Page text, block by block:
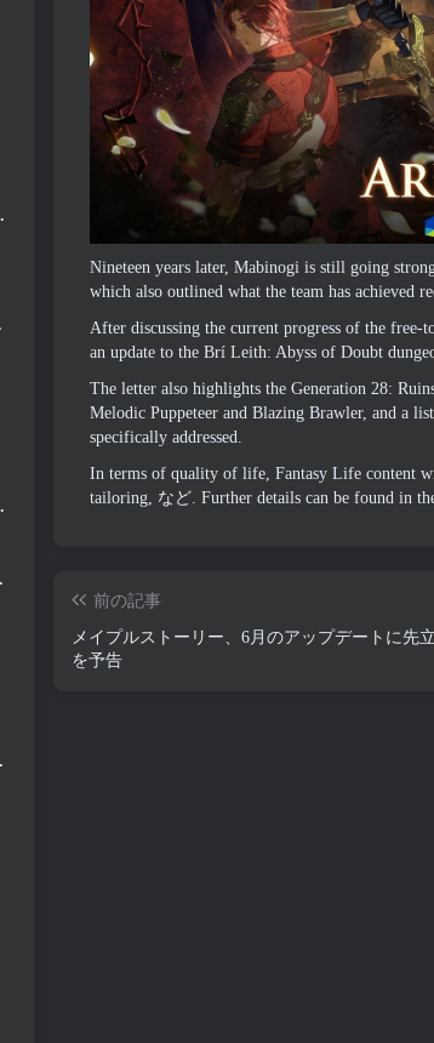
Nineteen years later, Mabinogi is still going
which also outlined what the team has achieved
After discussing the current progress of the free-
an update to the Brí Leith: Abyss of Doubt
The letter also highlights the Generation 28:
Melodic Puppeteer and Blazing Brawler, and a
specifically addressed.
In terms of quality of life, Fantasy Life content
tailoring, など. Further details can be found in
前の記事
メイプルストーリー、6月のアップデートに先
を予告